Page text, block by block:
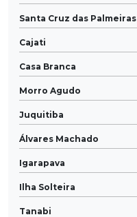
Santa Cruz das Palmeiras
Cajati
Casa Branca
Morro Agudo
Juquitiba
Álvares Machado
Igarapava
Ilha Solteira
Tanabi